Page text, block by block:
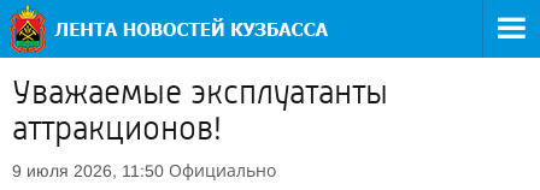
Уважаемые эксплуатанты
аттракционов!
9 июля 2026, 11:50 Официально